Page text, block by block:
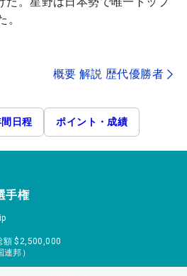
概要 解説 歴代優勝者
日程 ポイント・成績
手権
額 $2,500,000
邦）